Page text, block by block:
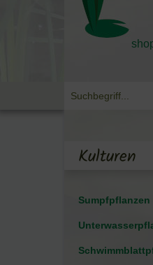
Kulturen
Sumpfpflanzen